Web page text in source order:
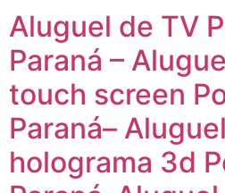
Aluguel de TV
Paraná –
touch screen
Paraná–
holograma 3d